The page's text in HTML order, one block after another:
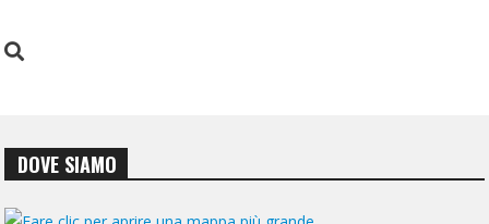
DOVE SIAMO